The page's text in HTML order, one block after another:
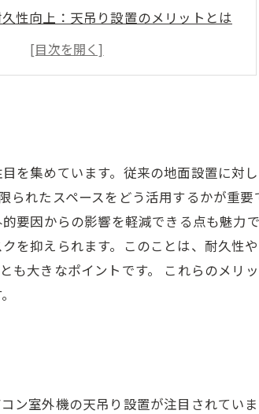
性向上：天吊り設置のメリットとは
が楽になる？天吊り室外機の利便性
つ：天吊りで外観を損ねない
を集めています。従来の地面設置に対
れたスペースをどう活用するかが重
要因からの影響を軽減できる点も魅力
を抑えられます。このことは、耐久性
も大きなポイントです。 これらのメリ
ン室外機の天吊り設置が注目されてい